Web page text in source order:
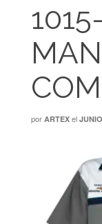
por ARTEX el